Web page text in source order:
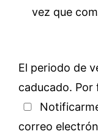
vez que
El periodo de
caducado. Por
correo